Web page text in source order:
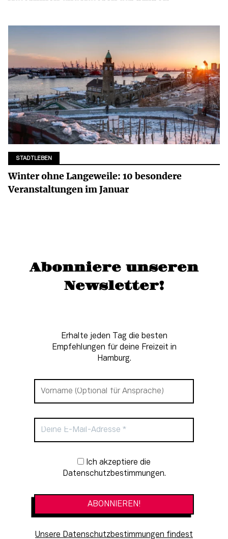
STADTLEBEN
Winter ohne Langeweile: 10 besondere
Veranstaltungen im Januar
Abonniere unseren
Newsletter!
Erhalte jeden Tag die besten
Empfehlungen für deine Freizeit in
Hamburg.
Newsletter-Anmeldung
Datenschutzbestimmungen.
Unsere Datenschutzbestimmungen findest